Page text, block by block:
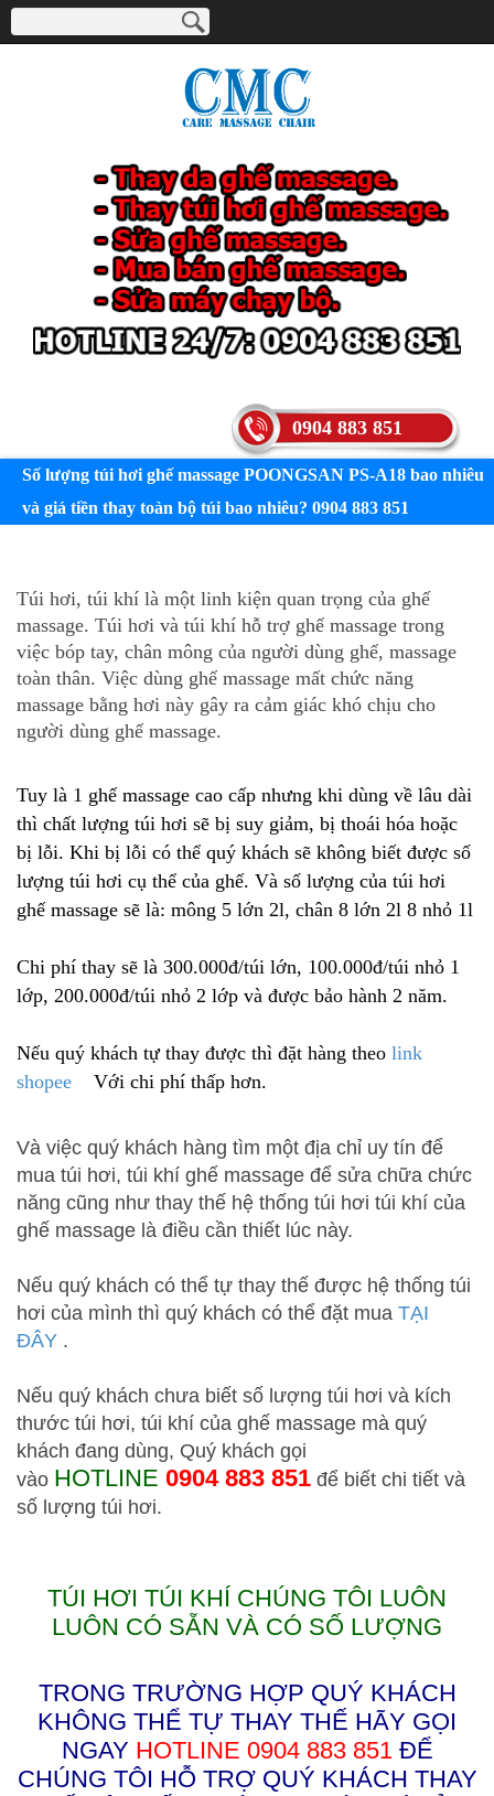
0904 883 851
Số lượng túi hơi ghế massage POONGSAN PS-A18 bao nhiêu
và giá tiền thay toàn bộ túi bao nhiêu? 0904 883 851
Túi hơi, túi khí là một linh kiện quan trọng của ghế
massage. Túi hơi và túi khí hỗ trợ ghế massage trong
việc bóp tay, chân mông của người dùng ghế, massage
toàn thân. Việc dùng ghế massage mất chức năng
massage bằng hơi này gây ra cảm giác khó chịu cho
người dùng ghế massage.
Tuy là 1 ghế massage cao cấp nhưng khi dùng về lâu dài
thì chất lượng túi hơi sẽ bị suy giảm, bị thoái hóa hoặc
bị lỗi. Khi bị lỗi có thể quý khách sẽ không biết được số
lượng túi hơi cụ thể của ghế. Và số lượng của túi hơi
ghế massage sẽ là: mông 5 lớn 2l, chân 8 lớn 2l 8 nhỏ 1l
Chi phí thay sẽ là 300.000đ/túi lớn, 100.000đ/túi nhỏ 1
lớp, 200.000đ/túi nhỏ 2 lớp và được bảo hành 2 năm.
Nếu quý khách tự thay được thì đặt hàng theo link
shopee
Với chi phí thấp hơn.
Và việc quý khách hàng tìm một địa chỉ uy tín để
mua túi hơi, túi khí ghế massage để sửa chữa chức
năng cũng như thay thế hệ thống túi hơi túi khí của
ghế massage là điều cần thiết lúc này.
Nếu quý khách có thể tự thay thế được hệ thống túi
hơi của mình thì quý khách có thể đặt mua TẠI
ĐÂY .
Nếu quý khách chưa biết số lượng túi hơi và kích
thước túi hơi, túi khí của ghế massage mà quý
khách đang dùng, Quý khách gọi
vào HOTLINE 0904 883 851 để biết chi tiết và
số lượng túi hơi.
TÚI HƠI TÚI KHÍ CHÚNG TÔI LUÔN
LUÔN CÓ SẴN VÀ CÓ SỐ LƯỢNG
TRONG TRƯỜNG HỢP QUÝ KHÁCH
KHÔNG THỂ TỰ THAY THẾ HÃY GỌI
NGAY HOTLINE 0904 883 851ĐỂ
CHÚNG TÔI HỖ TRỢ QUÝ KHÁCH THAY